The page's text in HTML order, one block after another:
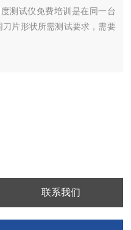
测试仪免费培训是在同一台
片形状所需测试要求，需要
联系我们